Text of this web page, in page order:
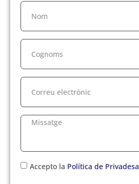
Accepto la Política de Privadesa